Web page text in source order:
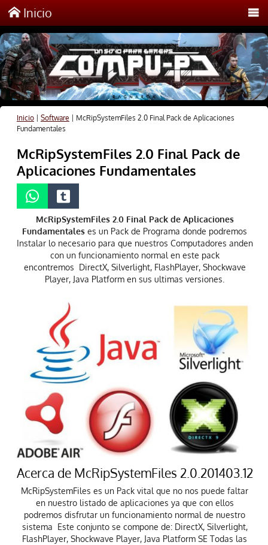
Inicio
Inicio| Software
McRipSystemFiles 2.0 Final Pack de Aplicaciones
Fundamentales
McRipSystemFiles 2.0 Final Pack de
Aplicaciones Fundamentales
McRipSystemFiles 2.0 Final Pack de Aplicaciones
Fundamentales es un Pack de Programa donde podremos
Instalar lo necesario para que nuestros Computadores anden
con un funcionamiento normal en este pack
encontremos DirectX, Silverlight, FlashPlayer, Shockwave
Player, Java Platform en sus ultimas versiones.
Acerca de McRipSystemFiles 2.0.201403.12
McRipSystemFiles es un Pack vital que no nos puede faltar
en nuestro listado de aplicaciones ya que con ellos
podremos disfrutar un funcionamiento normal de nuestro
sistema Este conjunto se compone de: DirectX, Silverlight,
FlashPlayer, Shockwave Player, Java Platform SE Todas las